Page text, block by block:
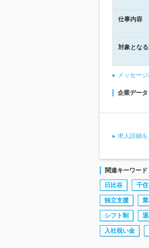
仕事内容
対象とな
メッセー
企業データ
求人詳細を
関連キーワード
日比谷 千住
独立支援
シフト制
入社祝い金